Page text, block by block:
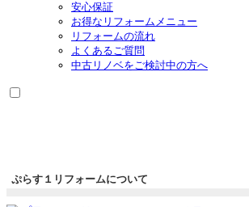
安心保証
お得なリフォームメニュー
リフォームの流れ
よくあるご質問
中古リノベをご検討中の方へ
ぷらす１リフォームについて